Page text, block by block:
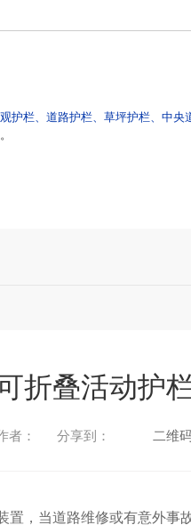
护栏、道路护栏、草坪护栏、中央
折叠活动护
者： 分享到： 二维
，当道路维修或有意外事